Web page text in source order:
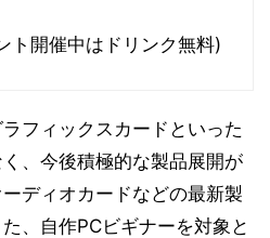
ト開催中はドリンク無料)
フィックスカードといった
、今後積極的な製品展開が
ディオカードなどの最新製
、自作PCビギナーを対象と